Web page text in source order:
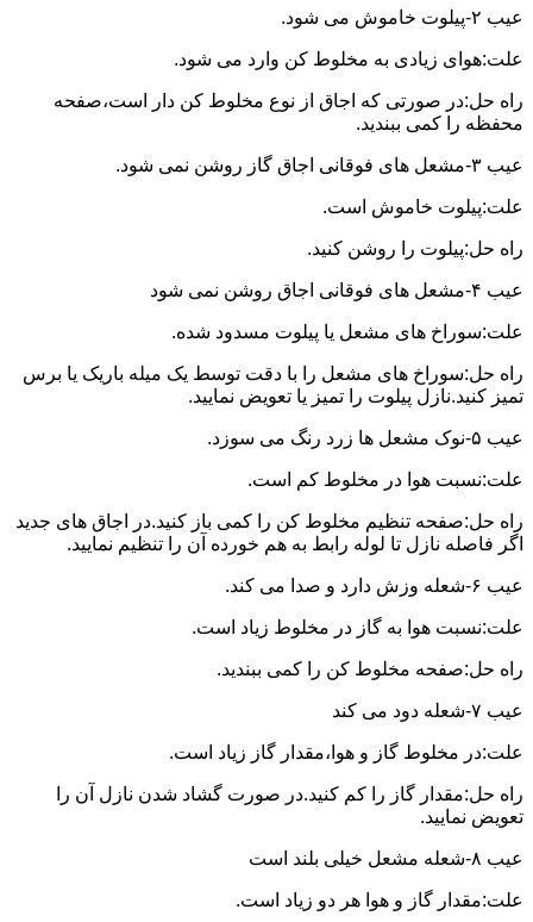
عیب ۲-پیلوت خاموش می شود.
علت:هوای زیادی به مخلوط کن وارد می شود.
راه حل:در صورتی که اجاق از نوع مخلوط کن دار است،صفحه
محفظه را کمی ببندید.
عیب ۳-مشعل های فوقانی اجاق گاز روشن نمی شود.
علت:پیلوت خاموش است.
راه حل:پیلوت را روشن کنید.
عیب ۴-مشعل های فوقانی اجاق روشن نمی شود
علت:سوراخ های مشعل یا پیلوت مسدود شده.
راه حل:سوراخ های مشعل را با دقت توسط یک میله باریک یا برس
تمیز کنید.نازل پیلوت را تمیز یا تعویض نمایید.
عیب ۵-نوک مشعل ها زرد رنگ می سوزد.
علت:نسبت هوا در مخلوط کم است.
راه حل:صفحه تنظیم مخلوط کن را کمی باز کنید.در اجاق های جدید
اگر فاصله نازل تا لوله رابط به هم خورده آن را تنظیم نمایید.
عیب ۶-شعله وزش دارد و صدا می کند.
علت:نسبت هوا به گاز در مخلوط زیاد است.
راه حل:صفحه مخلوط کن را کمی ببندید.
عیب ۷-شعله دود می کند
علت:در مخلوط گاز و هوا،مقدار گاز زیاد است.
راه حل:مقدار گاز را کم کنید.در صورت گشاد شدن نازل آن را
تعویض نمایید.
عیب ۸-شعله مشعل خیلی بلند است
علت:مقدار گاز و هوا هر دو زیاد است.